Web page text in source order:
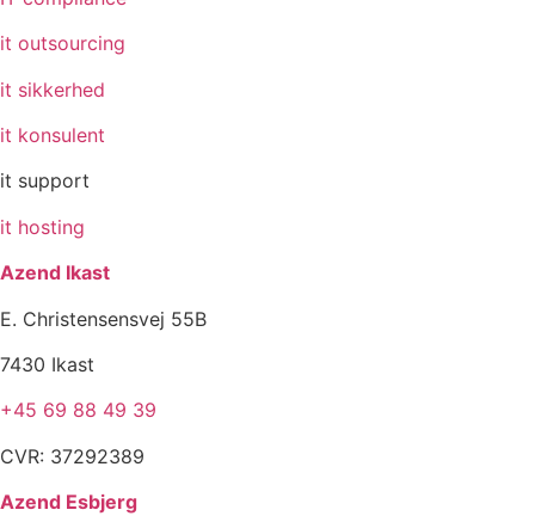
it outsourcing
it sikkerhed
it konsulent
it support
it hosting
Azend Ikast
E. Christensensvej 55B
7430 Ikast
+45 69 88 49 39
CVR: 37292389
Azend Esbjerg